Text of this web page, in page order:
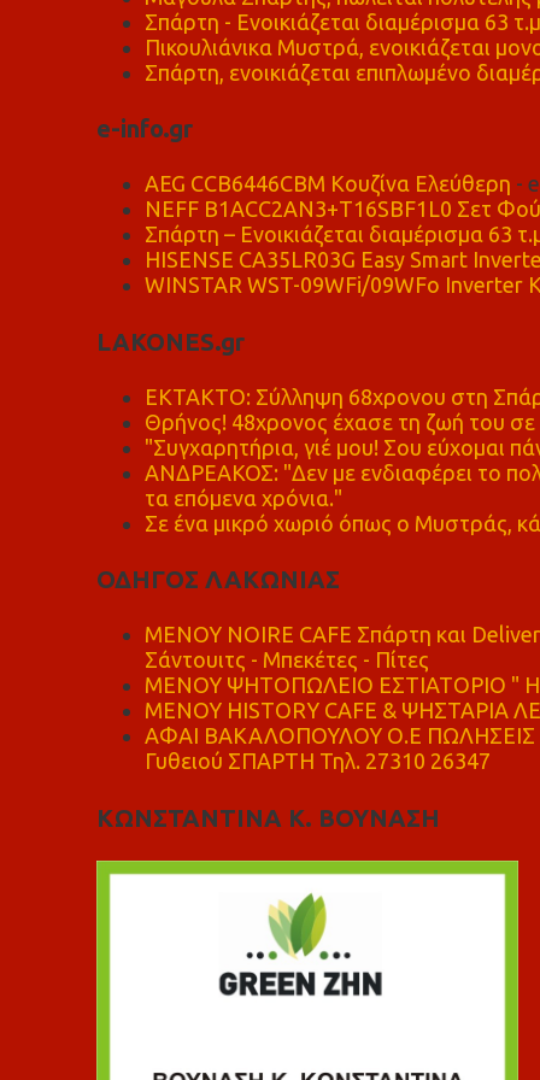
Σπάρτη - Ενοικιάζεται διαμέρισμα 63 τ.μ
Πικουλιάνικα Μυστρά, ενοικιάζεται
Σπάρτη, ενοικιάζεται επιπλωμένο
e-info.gr
AEG CCB6446CBM Κουζίνα Ελεύθερη -
NEFF B1ACC2AN3+T16SBF1L0 Σετ
Σπάρτη – Ενοικιάζεται διαμέρισμα 63
HISENSE CA35LR03G Easy Smart
WINSTAR WST-09WFi/09WFo Inverter
LAKONES.gr
ΕΚΤΑΚΤΟ: Σύλληψη 68χρονου στη
Θρήνος! 48χρονος έχασε τη ζωή του
"Συγχαρητήρια, γιέ μου! Σου εύχομαι
ΑΝΔΡΕΑΚΟΣ: "Δεν με ενδιαφέρει το
τα επόμενα χρόνια."
Σε ένα μικρό χωριό όπως ο Μυστράς,
ΟΔΗΓΟΣ ΛΑΚΩΝΙΑΣ
MENOY NOIRE CAFE Σπάρτη και
Σάντουιτς - Μπεκέτες - Πίτες
ΜΕΝΟΥ ΨΗΤΟΠΩΛΕΙΟ ΕΣΤΙΑΤΟΡΙΟ "
ΜΕΝΟΥ HISTORY CAFE & ΨΗΣΤΑΡΙΑ
ΑΦΑΙ ΒΑΚΑΛΟΠΟΥΛΟΥ Ο.Ε ΠΩΛΗΣΕΙΣ
Γυθειού ΣΠΑΡΤΗ Τηλ. 27310 26347
ΚΩΝΣΤΑΝΤΙΝΑ Κ. ΒΟΥΝΑΣΗ